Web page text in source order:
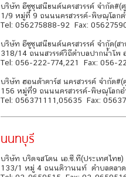
บริษัท อีซูซุเสนียนต์นครสวรรค์ จำกัด#(
1/9 หมู่ที่ 9 ถนนนครสวรรค์-พิษณุโลกตำ
Tel: 056275888-92 Fax:
บริษัท อีซูซุเสนียนต์นครสวรรค์ จำกัด(สา
318/14 ถนนสวรรค์วิถีตำบลปากน้ำโพ
Tel: 056-222-774,221 Fax: 056-
บริษัท ฮอนด้าคาร์ส นครสวรรค์ จำกัด#(
156 หมู่ที่9 ถนนนครสวรรค์-พิษณุโลกอ
Tel: 056371111,05635 Fax:
นนทบุรี
บริษัท บริดจสโตน เอ.ซี.ที(ประเทศไทย
133/1 หมู่ 4 ถนนติวานนท์ ตำบลตลา